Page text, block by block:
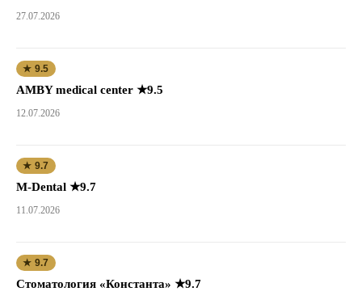
27.07.2026
★ 9.5
AMBY medical center ★9.5
12.07.2026
★ 9.7
M-Dental ★9.7
11.07.2026
★ 9.7
Стоматология «Константа» ★9.7